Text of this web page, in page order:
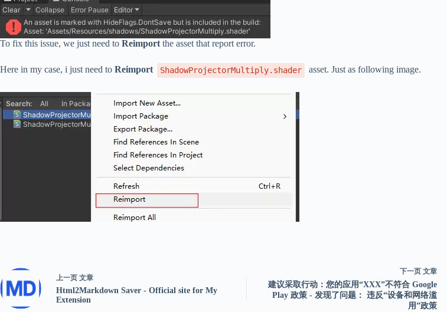
To fix this issue, we just need to Reimport the asset that report error.
Here in my case, i just need to Reimport ShadowProjectorMultiply.shader asset. Just as following image.
上一页 文章
Html2Markdown Saver - Official site for My
Extension
下一页 文章
建议采取行动：您的应用“XXX”不符合 Google
Play 政策 - 发现了问题： 违反“设备和网络滥
用”政策